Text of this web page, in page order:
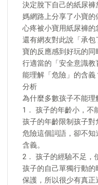
決定脫下自己的紙尿
媽網路上分享了小寶
心疼被小寶用紙尿褲的
還有網友對此說「承
寶的反應感到好玩的
行適當的「安全意識
能理解「危險」的含義
分析
為什麼多數孩子不能理
1． 孩子的年齡小，不
孩子的年齡限制孩子
危險這個詞語，卻不
含義。
2． 孩子的經驗不足，
孩子的自己單獨行動
保護，所以很少有真